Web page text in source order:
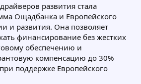
развития стала
Ощадбанка и Европейского
и развития. Она позволяет
финансирование без жестких
обеспечению и
компенсацию до 30%
поддержке Европейского